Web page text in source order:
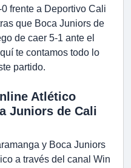
frente a Deportivo Cali
que Boca Juniors de
de caer 5-1 ante el
te contamos todo lo
partido.
Atlético
Juniors de Cali
y Boca Juniors
a través del canal Win